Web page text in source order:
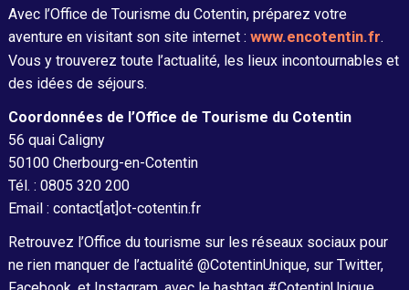
Avec l’Office de Tourisme du Cotentin, préparez votre
aventure en visitant son site internet : www.encotentin.fr.
Vous y trouverez toute l’actualité, les lieux incontournables et
des idées de séjours.
Coordonnées de l’Office de Tourisme du Cotentin
56 quai Caligny
50100 Cherbourg-en-Cotentin
Tél. : 0805 320 200
Email : contact[at]ot-cotentin.fr
Retrouvez l’Office du tourisme sur les réseaux sociaux pour
ne rien manquer de l’actualité @CotentinUnique, sur Twitter,